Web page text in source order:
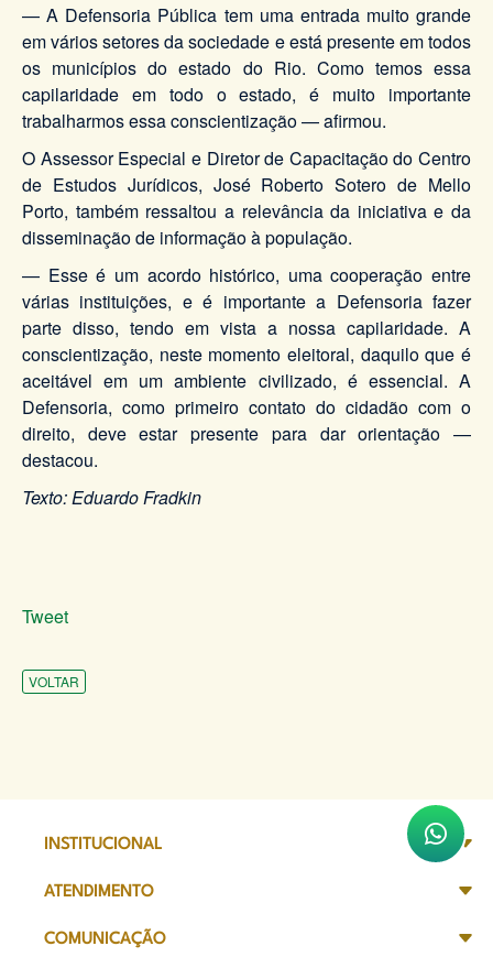
— A Defensoria Pública tem uma entrada muito grande
em vários setores da sociedade e está presente em todos
os municípios do estado do Rio. Como temos essa
capilaridade em todo o estado, é muito importante
trabalharmos essa conscientização — afirmou.
O Assessor Especial e Diretor de Capacitação do Centro
de Estudos Jurídicos, José Roberto Sotero de Mello
Porto, também ressaltou a relevância da iniciativa e da
disseminação de informação à população.
— Esse é um acordo histórico, uma cooperação entre
várias instituições, e é importante a Defensoria fazer
parte disso, tendo em vista a nossa capilaridade. A
conscientização, neste momento eleitoral, daquilo que é
aceitável em um ambiente civilizado, é essencial. A
Defensoria, como primeiro contato do cidadão com o
direito, deve estar presente para dar orientação —
destacou.
Texto: Eduardo Fradkin
Tweet
VOLTAR
INSTITUCIONAL
ATENDIMENTO
COMUNICAÇÃO